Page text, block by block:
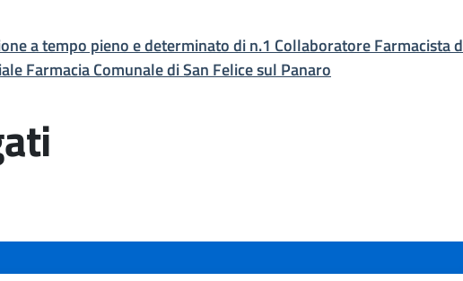
a tempo pieno e determinato di n.1 Collaboratore
Farmacia Comunale di San Felice sul Panaro